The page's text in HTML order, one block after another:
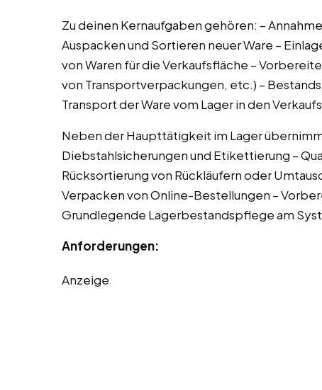
Zu deinen Kernaufgaben gehören: –
Auspacken und Sortieren neuer Ware –
von Waren für die Verkaufsfläche –
von Transportverpackungen, etc.) –
Transport der Ware vom Lager in den
Neben der Haupttätigkeit im Lager
Diebstahlsicherungen und Etikettierung –
Rücksortierung von Rückläufern oder
Verpacken von Online-Bestellungen –
Grundlegende Lagerbestandspflege am
Anforderungen:
Anzeige